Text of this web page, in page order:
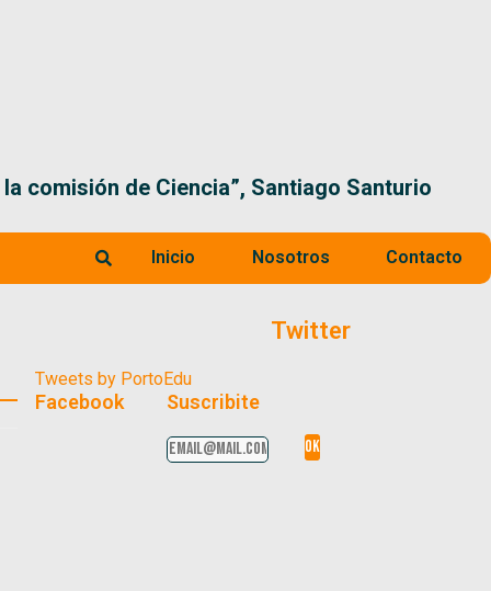
comisión de Ciencia”, Santiago Santurio
Inicio Nosotros Contacto
Twitter
Tweets by PortoEdu
Facebook Suscribite